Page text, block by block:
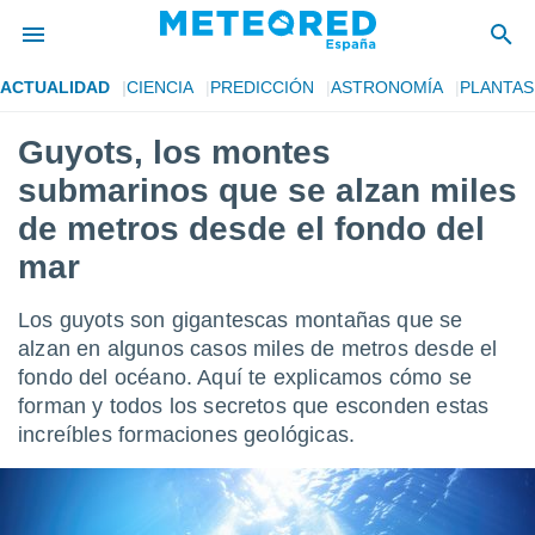
de
por
para
la
que se
calidad.
las
y
forma
digital
ACTUALIDAD CIENCIA PREDICCIÓN ASTRONOMÍA PLANTAS
Guyots, los montes
submarinos que se alzan miles
de metros desde el fondo del
mar
Los guyots son gigantescas montañas que se
alzan en algunos casos miles de metros desde el
fondo del océano. Aquí te explicamos cómo se
forman y todos los secretos que esconden estas
increíbles formaciones geológicas.